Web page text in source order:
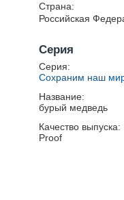
Страна:
Российская
Серия
Серия:
Сохраним наш
Название:
бурый медведь
Качество выпуска:
Proof